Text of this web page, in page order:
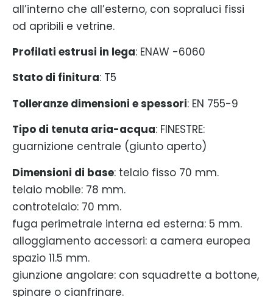
all’interno che all’esterno, con sopraluci fissi
od apribili e vetrine.
Profilati estrusi in lega: ENAW -6060
Stato di finitura: T5
Tolleranze dimensioni e spessori: EN 755-9
Tipo di tenuta aria-acqua: FINESTRE:
guarnizione centrale (giunto aperto)
Dimensioni di base: telaio fisso 70 mm.
telaio mobile: 78 mm.
controtelaio: 70 mm.
fuga perimetrale interna ed esterna: 5 mm.
alloggiamento accessori: a camera europea
spazio 11.5 mm.
giunzione angolare: con squadrette a bottone,
spinare o cianfrinare.